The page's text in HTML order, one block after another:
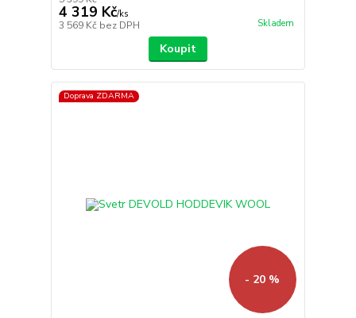
4 319 Kč/ks
3 569 Kč bez DPH Skladem
Koupit
Doprava ZDARMA
- 20 %